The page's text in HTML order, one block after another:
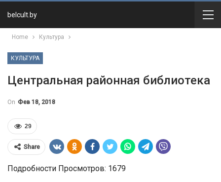
belcult.by
Home Культура
КУЛЬТУРА
Центральная районная библиотека
On Фев 18, 2018
29
Share
Подробности Просмотров: 1679